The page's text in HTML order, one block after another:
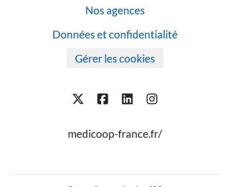
Nos agences
Données et confidentialité
Gérer les cookies
medicoop-france.fr/